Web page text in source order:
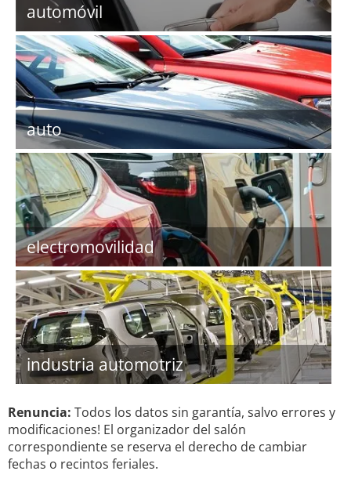
automóvil
auto
electromovilidad
industria automotriz
Renuncia: Todos los datos sin garantía, salvo errores y
modificaciones! El organizador del salón
correspondiente se reserva el derecho de cambiar
fechas o recintos feriales.